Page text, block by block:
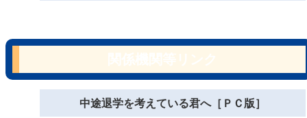
中途退学を考えている君へ［ＰＣ版］